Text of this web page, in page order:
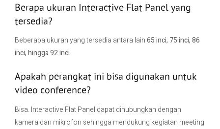
Berapa ukuran Interactive Flat Panel yang
tersedia?
Beberapa ukuran yang tersedia antara lain65 inci, 75 inci, 86
inci, hingga 92 inci.
Apakah perangkat ini bisa digunakan untuk
video conference?
Bisa. Interactive Flat Panel dapat dihubungkan dengan
kamera dan mikrofon sehingga mendukung kegiatan meeting